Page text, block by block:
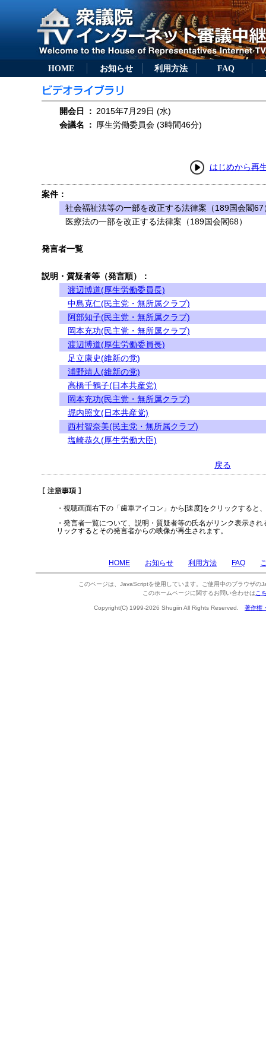
HOME お知らせ 利用方法 FAQ
開会日 ： 2015年7月29日 (水)
会議名
： 厚生労働委員会 (3時間46分)
はじめから再
案件：
社会福祉法等の一部を改正する法律案（189国会閣67
医療法の一部を改正する法律案（189国会閣68）
発言者一覧
説明・質疑者等（発言順）：
渡辺博道(厚生労働委員長)
中島克仁(民主党・無所属クラブ)
阿部知子(民主党・無所属クラブ)
岡本充功(民主党・無所属クラブ)
渡辺博道(厚生労働委員長)
足立康史(維新の党)
浦野靖人(維新の党)
高橋千鶴子(日本共産党)
岡本充功(民主党・無所属クラブ)
堀内照文(日本共産党)
西村智奈美(民主党・無所属クラブ)
塩崎恭久(厚生労働大臣)
戻る
・視聴画面右下の「歯車アイコン」から[速度]をクリックすると
・発言者一覧について、説明・質疑者等の氏名がリンク表示さ
リックするとその発言者からの映像が再生されます。
HOME お知らせ 利用方法 FAQ
このページは、JavaScriptを使用しています。ご使用中のブラウザの
このホームページに関するお問い合わせは こ
Copyright(C) 1999-2026 Shugiin All Rights Reserved. 著作権